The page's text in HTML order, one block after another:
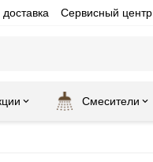
Сервисный центр
Смесители